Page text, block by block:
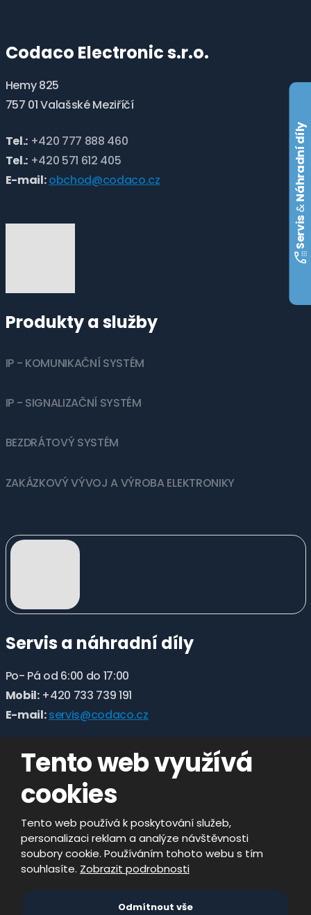
Servis
&
Náhradní díly
Codaco Electronic s.r.o.
Hemy 825
757 01 Valašské Meziříčí
Tel.: +420 777 888 460
Tel.: +420 571 612 405
E-mail: obchod@codaco.cz
Produkty a služby
IP - KOMUNIKAČNÍ SYSTÉM
IP - SIGNALIZAČNÍ SYSTÉM
BEZDRÁTOVÝ SYSTÉM
ZAKÁZKOVÝ VÝVOJ A VÝROBA ELEKTRONIKY
Servis a náhradní díly
Po- Pá od 6:00 do 17:00
Mobil:+420 733 739 191
E-mail: servis@codaco.cz
Tento web využívá
cookies
Tento web používá k poskytování služeb,
personalizaci reklam a analýze návštěvnosti
soubory cookie. Používáním tohoto webu s tím
souhlasíte. Zobrazit podrobnosti
Odmítnout vše